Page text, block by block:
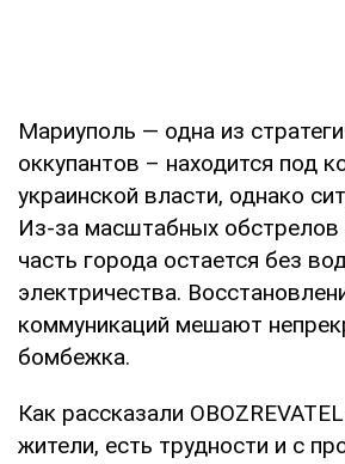
Мариуполь — одна из
оккупантов – находится под
украинской власти, однако
Из-за масштабных обстрелов
часть города остается без
электричества.
коммуникаций мешают
бомбежка.
Как рассказали
жители, есть трудности и с